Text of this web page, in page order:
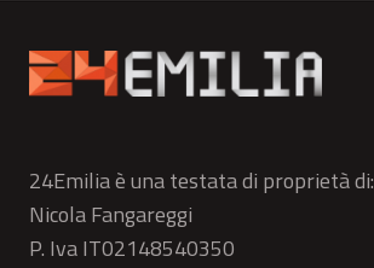
24Emilia è una testata di proprietà di:
Nicola Fangareggi
P. Iva IT02148540350